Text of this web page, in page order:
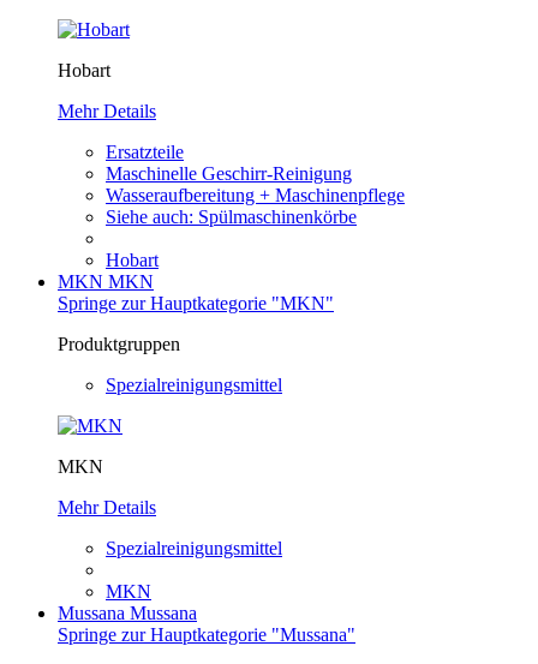
Hobart
Mehr Details
Ersatzteile
Maschinelle Geschirr-Reinigung
Wasseraufbereitung + Maschinenpflege
Siehe auch: Spülmaschinenkörbe
Hobart
MKN MKN
Springe zur Hauptkategorie "MKN"
Produktgruppen
Spezialreinigungsmittel
MKN
Mehr Details
Spezialreinigungsmittel
MKN
Mussana Mussana
Springe zur Hauptkategorie "Mussana"